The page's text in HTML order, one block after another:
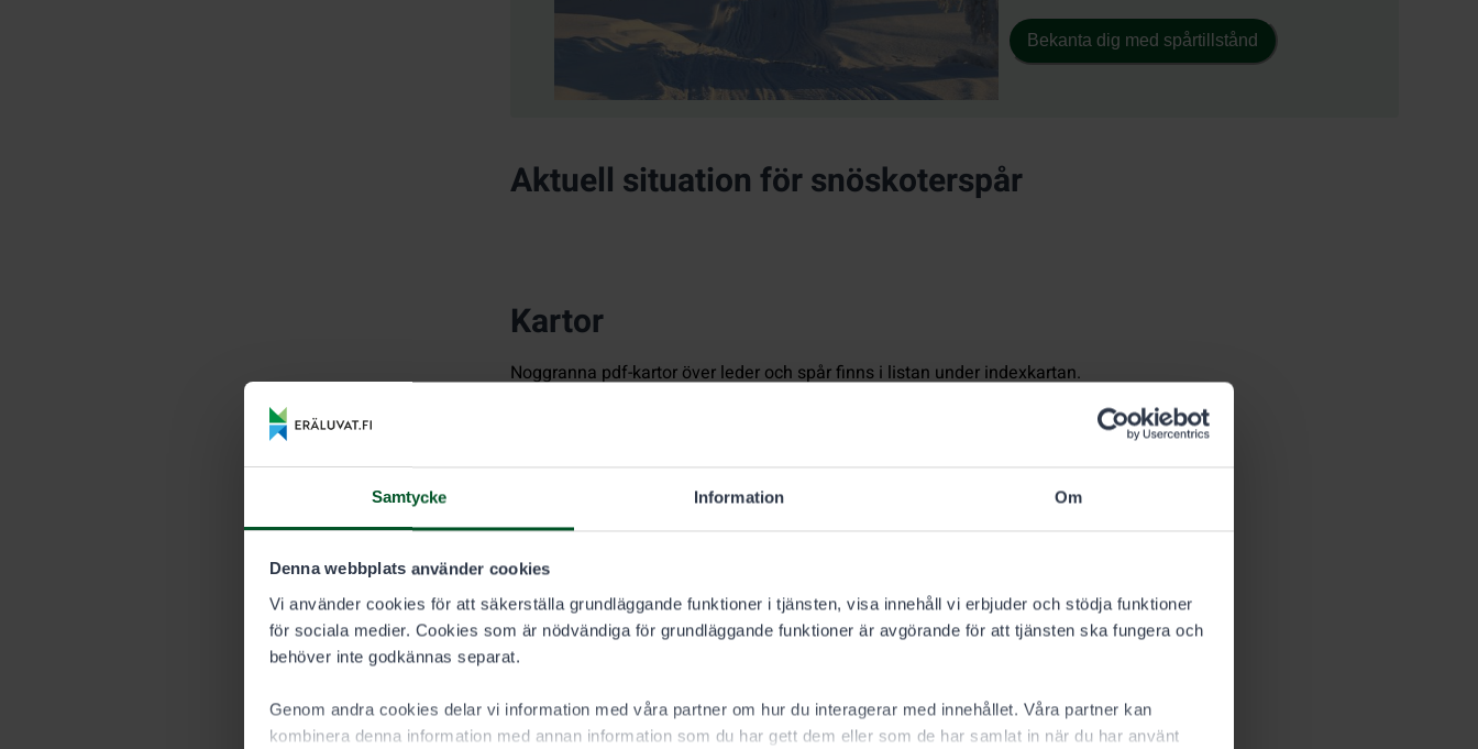
Samtycke Information Om
Denna webbplats använder cookies
Vi använder cookies för att säkerställa grundläggande funktioner i tjänsten, visa innehåll vi erbjuder och stödja funktioner
för sociala medier. Cookies som är nödvändiga för grundläggande funktioner är avgörande för att tjänsten ska fungera och
behöver inte godkännas separat.
Genom andra cookies delar vi information med våra partner om hur du interagerar med innehållet. Våra partner kan
kombinera denna information med annan information som du har gett dem eller som de har samlat in när du har använt
Bekanta dig med spårtillstånd
Aktuell situation för snöskoterspår
Kartor
Noggranna pdf-kartor över leder och spår finns i listan under indexkartan.